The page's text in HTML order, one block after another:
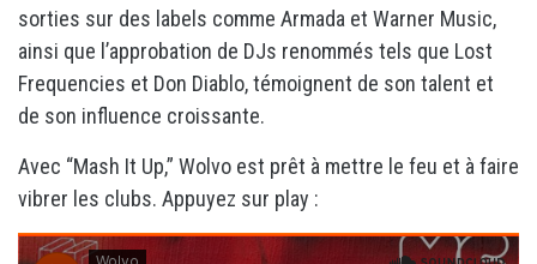
sorties sur des labels comme Armada et Warner Music,
ainsi que l’approbation de DJs renommés tels que Lost
Frequencies et Don Diablo, témoignent de son talent et
de son influence croissante.
Avec “Mash It Up,” Wolvo est prêt à mettre le feu et à faire
vibrer les clubs. Appuyez sur play :